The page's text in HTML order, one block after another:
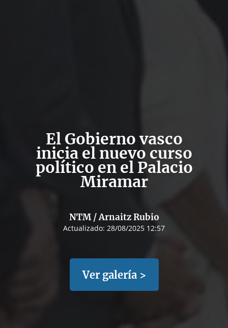
El Gobierno vasco
inicia el nuevo curso
político en el Palacio
Miramar
NTM / Arnaitz Rubio
Actualizado: 28/08/2025 12:57
Ver galería >